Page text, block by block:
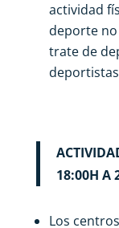
actividad
deporte
trate de
18:00H A
Los